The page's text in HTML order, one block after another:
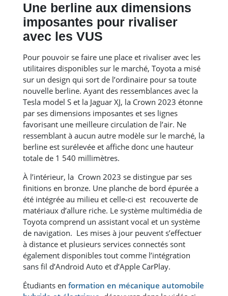
Une berline aux dimensions
imposantes pour rivaliser
avec les VUS
Pour pouvoir se faire une place et rivaliser avec les
utilitaires disponibles sur le marché, Toyota a misé
sur un design qui sort de l’ordinaire pour sa toute
nouvelle berline. Ayant des ressemblances avec la
Tesla model S et la Jaguar XJ, la Crown 2023 étonne
par ses dimensions imposantes et ses lignes
favorisant une meilleure circulation de l’air. Ne
ressemblant à aucun autre modèle sur le marché, la
berline est surélevée et affiche donc une hauteur
totale de 1 540 millimètres.
À l’intérieur, la Crown 2023 se distingue par ses
finitions en bronze. Une planche de bord épurée a
été intégrée au milieu et celle-ci est recouverte de
matériaux d’allure riche. Le système multimédia de
Toyota comprend un assistant vocal et un système
de navigation. Les mises à jour peuvent s’effectuer
à distance et plusieurs services connectés sont
également disponibles tout comme l’intégration
sans fil d’Android Auto et d’Apple CarPlay.
Étudiants en formation en mécanique automobile